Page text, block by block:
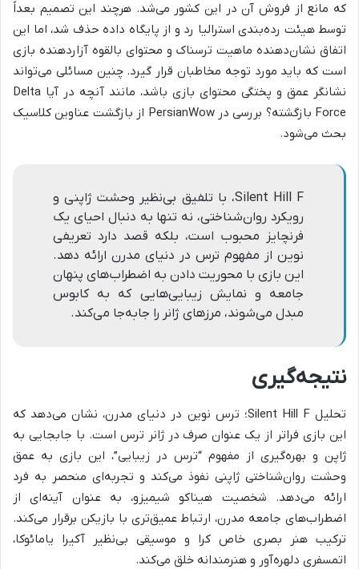
که مانع از فروش آن در این کشور می‌شد. هرچند این تصمیم بعداً
توسط هیئت رده‌بندی استرالیا رد و از پایگاه داده حذف شد، اما این
اتفاق نشان‌دهنده ماهیت ترسناک و محتوای بالقوه آزاردهنده بازی
است که باید مورد توجه مخاطبان قرار گیرد. چنین مسائلی می‌تواند
نشانگر عمق و پختگی محتوای بازی باشد، مانند آنچه در آیا Delta
Force بازگشته؟ بررسی در PersianWow از بازگشت عناوین کلاسیک
بحث می‌شود.
Silent Hill F، با تلفیق بی‌نظیر وحشت ژاپنی و
رویکرد روان‌شناختی، نه تنها به دنبال احیای یک
فرنچایز محبوب است، بلکه قصد دارد تعریفی
نوین از مفهوم ترس در دنیای مدرن ارائه دهد.
این بازی با محوریت دادن به اضطراب‌های پنهان
جامعه و نمایش زیبایی‌هایی که به کابوس
مبدل می‌شوند، مرزهای ژانر را جابه‌جا می‌کند.
نتیجه‌گیری
تحلیل Silent Hill F؛ ترس نوین در دنیای مدرن، نشان می‌دهد که
این بازی فراتر از یک عنوان صرف در ژانر ترس است. با جابجایی به
ژاپن و بهره‌گیری از مفهوم “ترس در زیبایی”، این بازی به عمق
وحشت روان‌شناختی ژاپنی نفوذ می‌کند و تجربه‌ای منحصر به فرد
ارائه می‌دهد. شخصیت هیناکو شیمیزو، به عنوان آینه‌ای از
اضطراب‌های جامعه مدرن، ارتباط عمیق‌تری با بازیکن برقرار می‌کند.
ترکیب هنر بصری خاص کرا و موسیقی بی‌نظیر آکیرا یامائوکا،
اتمسفری دلهره‌آور و هنرمندانه خلق می‌کند.